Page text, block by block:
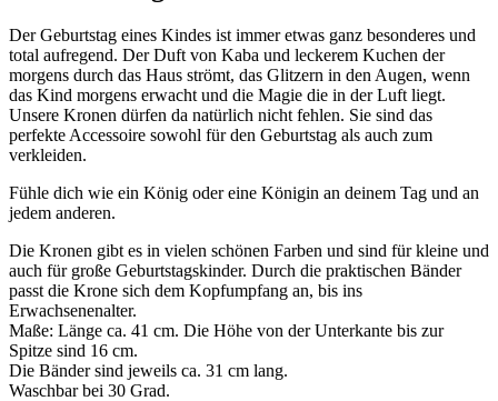
Der Geburtstag eines Kindes ist immer etwas ganz besonderes und
total aufregend. Der Duft von Kaba und leckerem Kuchen der
morgens durch das Haus strömt, das Glitzern in den Augen, wenn
das Kind morgens erwacht und die Magie die in der Luft liegt.
Unsere Kronen dürfen da natürlich nicht fehlen. Sie sind das
perfekte Accessoire sowohl für den Geburtstag als auch zum
verkleiden.
Fühle dich wie ein König oder eine Königin an deinem Tag und an
jedem anderen.
Die Kronen gibt es in vielen schönen Farben und sind für kleine und
auch für große Geburtstagskinder. Durch die praktischen Bänder
passt die Krone sich dem Kopfumpfang an, bis ins
Erwachsenenalter.
Maße: Länge ca. 41 cm. Die Höhe von der Unterkante bis zur
Spitze sind 16 cm.
Die Bänder sind jeweils ca. 31 cm lang.
Waschbar bei 30 Grad.